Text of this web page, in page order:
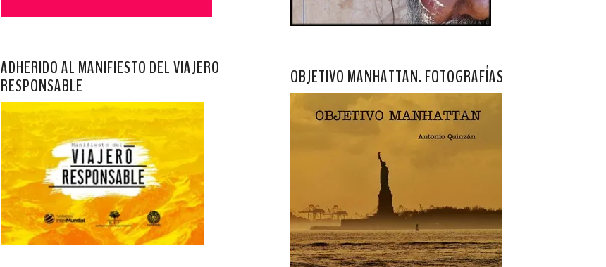
ADHERIDO AL MANIFIESTO DEL VIAJERO
RESPONSABLE
OBJETIVO MANHATTAN. FOTOGRAFÍAS